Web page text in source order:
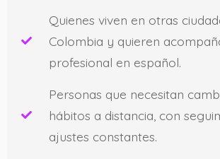
Quienes viven en otras
Colombia y quieren
profesional en español.
Personas que necesitan
hábitos a distancia, con
ajustes constantes.